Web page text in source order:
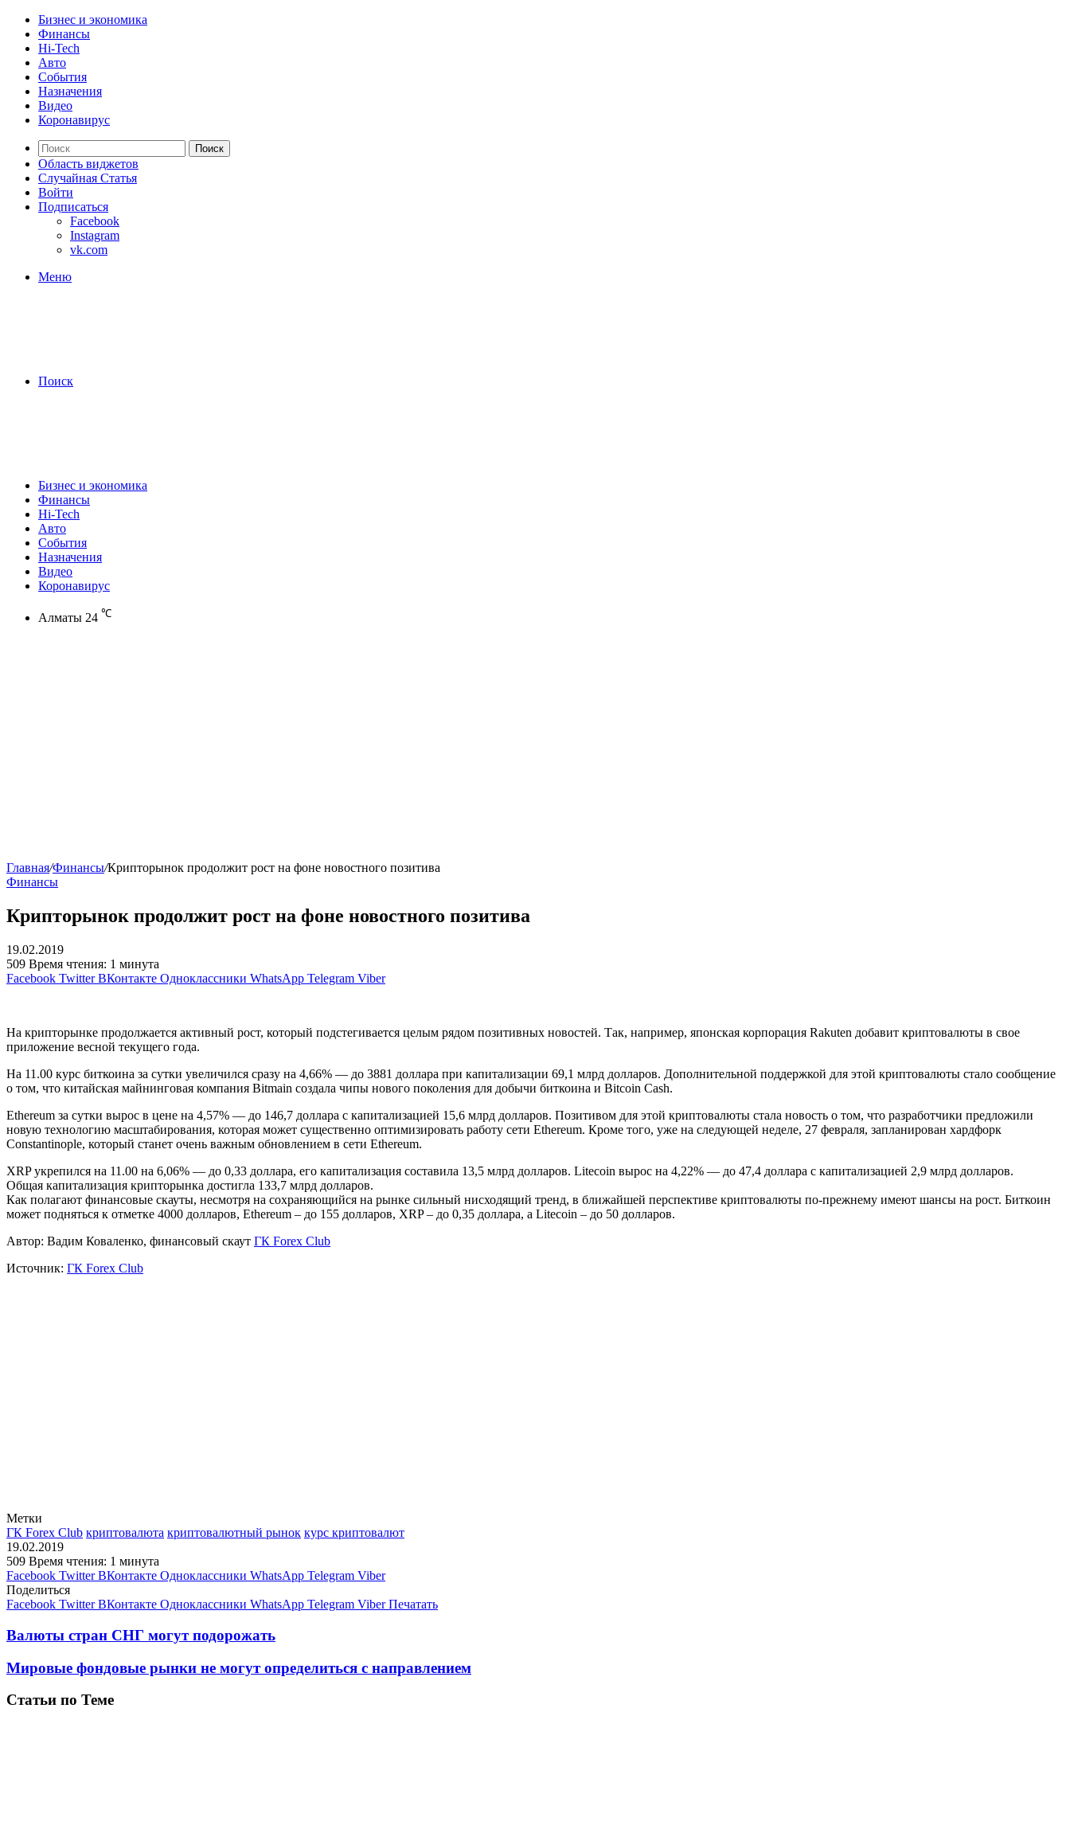
Бизнес и экономика
Финансы
Hi-Tech
Авто
События
Назначения
Видео
Коронавирус
Поиск
Область виджетов
Случайная Статья
Войти
Подписаться
Facebook
Instagram
vk.com
Меню
Поиск
Бизнес и экономика
Финансы
Hi-Tech
Авто
События
Назначения
Видео
Коронавирус
Алматы 24 ℃
Главная/Финансы/Крипторынок продолжит рост на фоне новостного позитива
Финансы
Крипторынок продолжит рост на фоне новостного позитива
19.02.2019
509 Время чтения: 1 минута
Facebook Twitter ВКонтакте Одноклассники WhatsApp Telegram Viber
На крипторынке продолжается активный рост, который подстегивается целым рядом позитивных новостей. Так, например, японская корпорация Rakuten добавит криптовалюты в свое
приложение весной текущего года.
На 11.00 курс биткоина за сутки увеличился сразу на 4,66% — до 3881 доллара при капитализации 69,1 млрд долларов. Дополнительной поддержкой для этой криптовалюты стало сообщение
о том, что китайская майнинговая компания Bitmain создала чипы нового поколения для добычи биткоина и Bitcoin Cash.
Ethereum за сутки вырос в цене на 4,57% — до 146,7 доллара с капитализацией 15,6 млрд долларов. Позитивом для этой криптовалюты стала новость о том, что разработчики предложили
новую технологию масштабирования, которая может существенно оптимизировать работу сети Ethereum. Кроме того, уже на следующей неделе, 27 февраля, запланирован хардфорк
Constantinople, который станет очень важным обновлением в сети Ethereum.
XRP укрепился на 11.00 на 6,06% — до 0,33 доллара, его капитализация составила 13,5 млрд долларов. Litecoin вырос на 4,22% — до 47,4 доллара с капитализацией 2,9 млрд долларов.
Общая капитализация крипторынка достигла 133,7 млрд долларов.
Как полагают финансовые скауты, несмотря на сохраняющийся на рынке сильный нисходящий тренд, в ближайшей перспективе криптовалюты по-прежнему имеют шансы на рост. Биткоин
может подняться к отметке 4000 долларов, Ethereum – до 155 долларов, XRP – до 0,35 доллара, а Litecoin – до 50 долларов.
Автор: Вадим Коваленко, финансовый скаут ГК Forex Club
Источник: ГК Forex Club
Метки
ГК Forex Club криптовалюта криптовалютный рынок курс криптовалют
19.02.2019
509 Время чтения: 1 минута
Facebook Twitter ВКонтакте Одноклассники WhatsApp Telegram Viber
Поделиться
Facebook Twitter ВКонтакте Одноклассники WhatsApp Telegram Viber Печатать
Валюты стран СНГ могут подорожать
Мировые фондовые рынки не могут определиться с направлением
Статьи по Теме